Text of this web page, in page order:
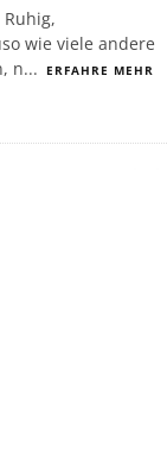
wie viele andere
n... ERFAHRE MEHR